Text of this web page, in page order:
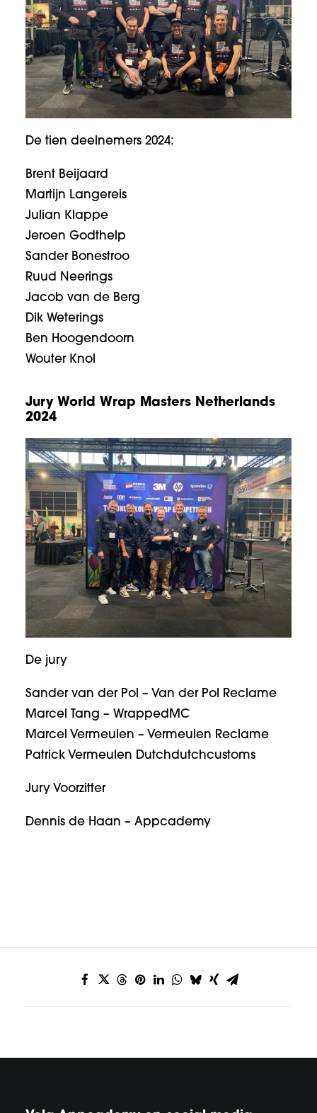
De tien deelnemers 2024:
Brent Beijaard
Martijn Langereis
Julian Klappe
Jeroen Godthelp
Sander Bonestroo
Ruud Neerings
Jacob van de Berg
Dik Weterings
Ben Hoogendoorn
Wouter Knol
Jury World Wrap Masters Netherlands
2024
De jury
Sander van der Pol – Van der Pol Reclame
Marcel Tang – WrappedMC
Marcel Vermeulen – Vermeulen Reclame
Patrick Vermeulen Dutchdutchcustoms
Jury Voorzitter
Dennis de Haan – Appcademy